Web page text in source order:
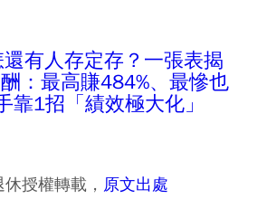
有人存定存？一張表揭
：最高賺484%、最慘也
靠1招「績效極大化」
授權轉載， 原文出處